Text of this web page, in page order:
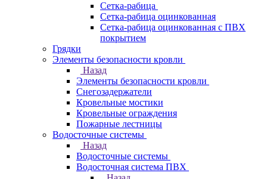
Сетка-рабица
Сетка-рабица оцинкованная
Сетка-рабица оцинкованная с ПВХ
покрытием
Грядки
Элементы безопасности кровли
Назад
Элементы безопасности кровли
Снегозадержатели
Кровельные мостики
Кровельные ограждения
Пожарные лестницы
Водосточные системы
Назад
Водосточные системы
Водосточная система ПВХ